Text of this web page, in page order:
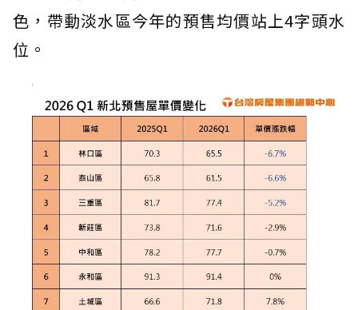
色，帶動淡水區今年的預售均價站上4字頭水
位。